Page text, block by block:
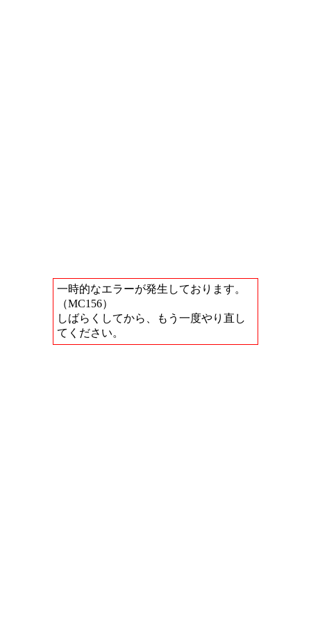
一時的なエラーが発生しております。
（MC156）
しばらくしてから、もう一度やり直し
てください。